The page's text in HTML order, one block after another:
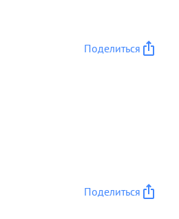
Поделиться
Поделиться